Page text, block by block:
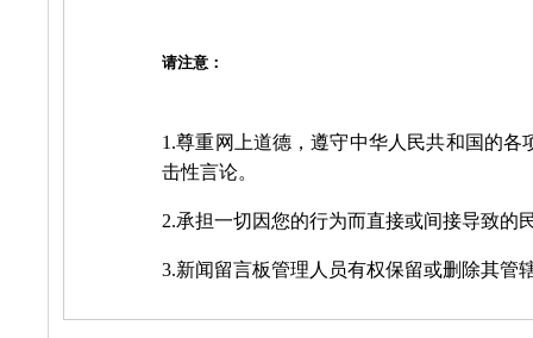
请注意：
1.尊重网上道德，遵守中华人民共和国的各
击性言论。
2.承担一切因您的行为而直接或间接导致的
3.新闻留言板管理人员有权保留或删除其管